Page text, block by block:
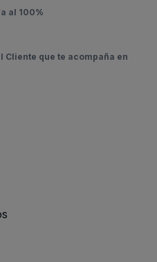
al 100%
Cliente que te acompaña en